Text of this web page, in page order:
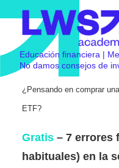
Educación financiera |
No damos consejos de
¿Pensando en comprar
ETF?
Gratis – 7 errores
habituales) en la